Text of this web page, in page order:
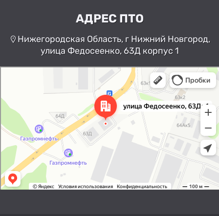
АДРЕС ПТО
Нижегородская Область, г Нижний Новгород,
улица Федосеенко, 63Д корпус 1
Нижний Новгород
Улица Федосеенко, 63Дк1 —
Яндекс Карты